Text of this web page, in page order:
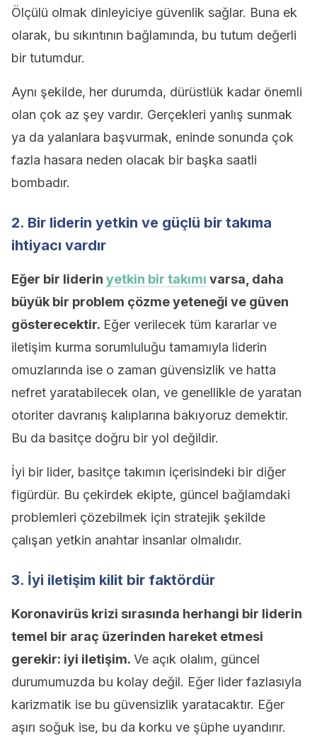
Ölçülü olmak dinleyiciye güvenlik sağlar. Buna ek
olarak, bu sıkıntının bağlamında, bu tutum değerli
bir tutumdur.
Aynı şekilde, her durumda, dürüstlük kadar önemli
olan çok az şey vardır. Gerçekleri yanlış sunmak
ya da yalanlara başvurmak, eninde sonunda çok
fazla hasara neden olacak bir başka saatli
bombadır.
2. Bir liderin yetkin ve güçlü bir takıma
ihtiyacı vardır
Eğer bir liderin yetkin bir takımı varsa, daha
büyük bir problem çözme yeteneği ve güven
gösterecektir. Eğer verilecek tüm kararlar ve
iletişim kurma sorumluluğu tamamıyla liderin
omuzlarında ise o zaman güvensizlik ve hatta
nefret yaratabilecek olan, ve genellikle de yaratan
otoriter davranış kalıplarına bakıyoruz demektir.
Bu da basitçe doğru bir yol değildir.
İyi bir lider, basitçe takımın içerisindeki bir diğer
figürdür. Bu çekirdek ekipte, güncel bağlamdaki
problemleri çözebilmek için stratejik şekilde
çalışan yetkin anahtar insanlar olmalıdır.
3. İyi iletişim kilit bir faktördür
Koronavirüs krizi sırasında herhangi bir liderin
temel bir araç üzerinden hareket etmesi
gerekir: iyi iletişim. Ve açık olalım, güncel
durumumuzda bu kolay değil. Eğer lider fazlasıyla
karizmatik ise bu güvensizlik yaratacaktır. Eğer
aşırı soğuk ise, bu da korku ve şüphe uyandırır.